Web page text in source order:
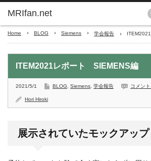
MRIfan.net
Home BLOG Siemens 学会報告
ITEM2021レポート SIEMENS編
2021/5/1 BLOG Siemens 学会報告 コメント
Hori Hiroki
展示されていたモックアップ